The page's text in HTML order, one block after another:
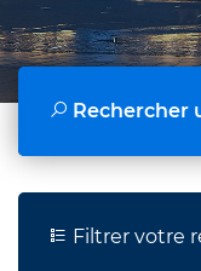
Rechercher
Filtrer votre